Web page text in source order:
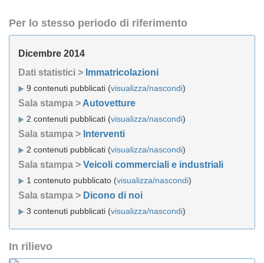
Per lo stesso periodo di riferimento
Dicembre 2014
Dati statistici > Immatricolazioni
9 contenuti pubblicati (visualizza/nascondi)
Sala stampa > Autovetture
2 contenuti pubblicati (visualizza/nascondi)
Sala stampa > Interventi
2 contenuti pubblicati (visualizza/nascondi)
Sala stampa > Veicoli commerciali e industriali
1 contenuto pubblicato (visualizza/nascondi)
Sala stampa > Dicono di noi
3 contenuti pubblicati (visualizza/nascondi)
In rilievo